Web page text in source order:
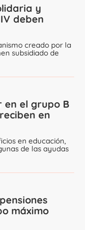
y
deben
creado por la
subsidiado de
en el grupo B
en
en educación,
de las ayudas
máximo